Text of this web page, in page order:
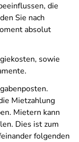
die
Sie nach
absolut
sowie
Mietzahlung
Mietern kann
Dies ist zum
folgenden